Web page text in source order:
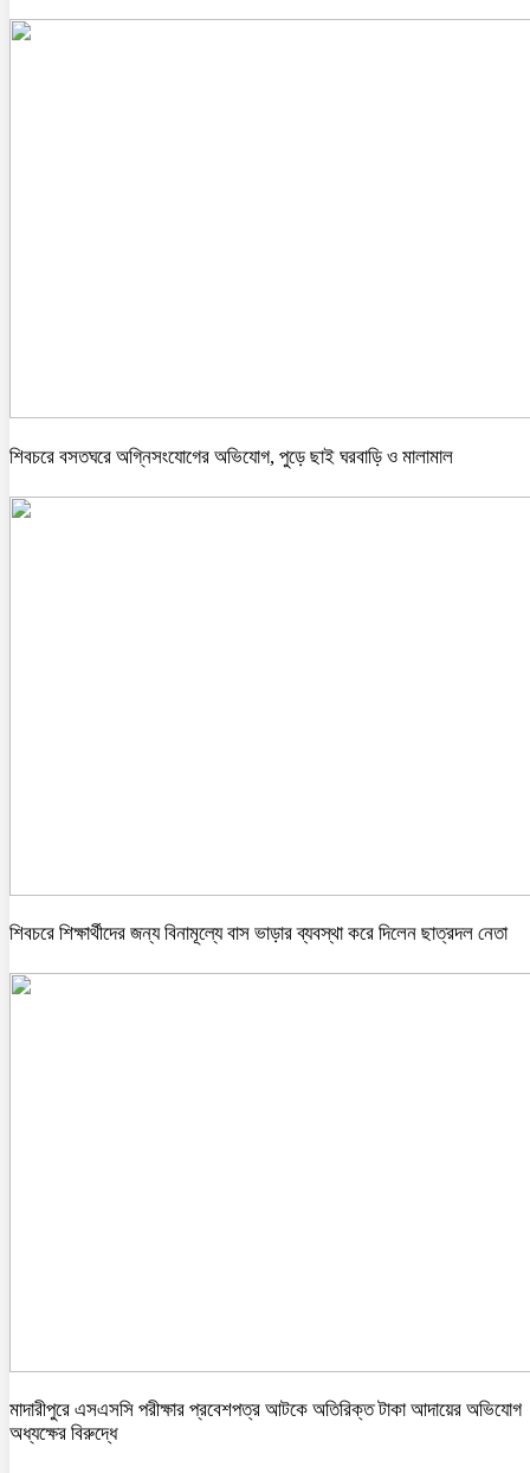
শিবচরে বসতঘরে অগ্নিসংযোগের অভিযোগ, পুড়ে ছাই ঘরবাড়ি ও মালামাল
শিবচরে শিক্ষার্থীদের জন্য বিনামূল্যে বাস ভাড়ার ব্যবস্থা করে দিলেন ছাত্রদল নেতা
মাদারীপুরে এসএসসি পরীক্ষার প্রবেশপত্র আটকে অতিরিক্ত টাকা আদায়ের অভিযোগ
অধ্যক্ষের বিরুদ্ধে